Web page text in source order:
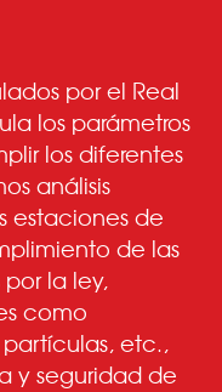
por el Real
los parámetros
los diferentes
análisis
estaciones de
de las
la ley,
como
etc.,
y seguridad de